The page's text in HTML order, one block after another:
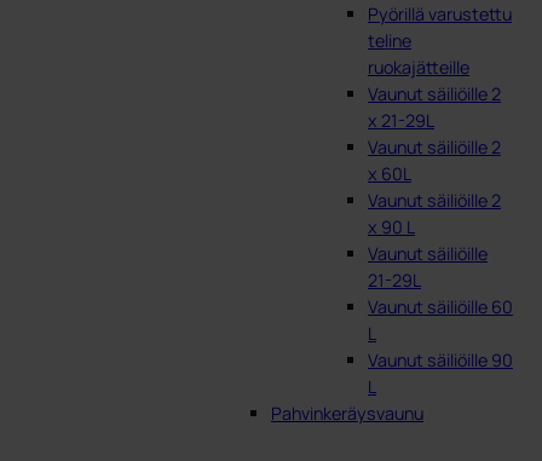
Pyörillä varustettu
teline
ruokajätteille
Vaunut säiliöille 2
x 21-29L
Vaunut säiliöille 2
x 60L
Vaunut säiliöille 2
x 90 L
Vaunut säiliöille
21-29L
Vaunut säiliöille 60
L
Vaunut säiliöille 90
L
Pahvinkeräysvaunu